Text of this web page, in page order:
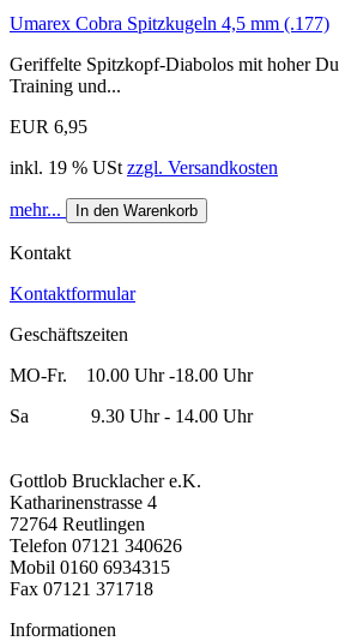
Umarex Cobra Spitzkugeln 4,5 mm (.177)
Geriffelte Spitzkopf-Diabolos mit hoher
Training und...
EUR 6,95
inkl. 19 % USt zzgl. Versandkosten
mehr... In den Warenkorb
Kontakt
Kontaktformular
Geschäftszeiten
MO-Fr. 10.00 Uhr -18.00 Uhr
Sa 9.30 Uhr - 14.00 Uhr
Gottlob Brucklacher e.K.
Katharinenstrasse 4
72764 Reutlingen
Telefon 07121 340626
Mobil 0160 6934315
Fax 07121 371718
Informationen